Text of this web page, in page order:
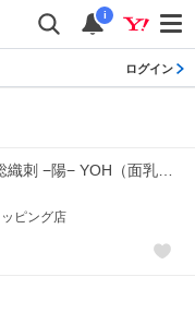
i
ログイン
ピング店